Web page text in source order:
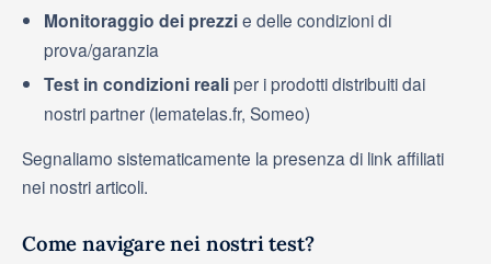
Monitoraggio dei prezzie delle condizioni di
prova/garanzia
Test in condizioni realiper i prodotti distribuiti dai
nostri partner (lematelas.fr, Someo)
Segnaliamo sistematicamente la presenza di link affiliati
nei nostri articoli.
Come navigare nei nostri test?